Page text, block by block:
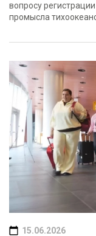
вопросу
промысла
15.06.2026